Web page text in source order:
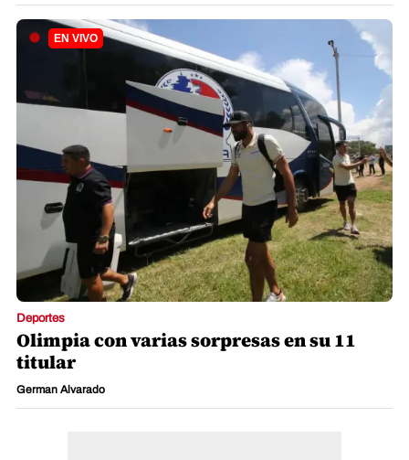
Deportes
Olimpia con varias sorpresas en su 11
titular
German Alvarado